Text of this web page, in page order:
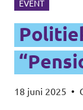
EVENT
18 juni 2025 •